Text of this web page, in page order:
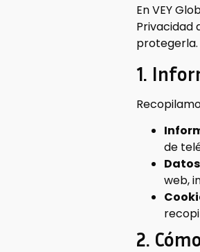
En VEY
Privacidad
protegerla.
1.
de
web,
2.